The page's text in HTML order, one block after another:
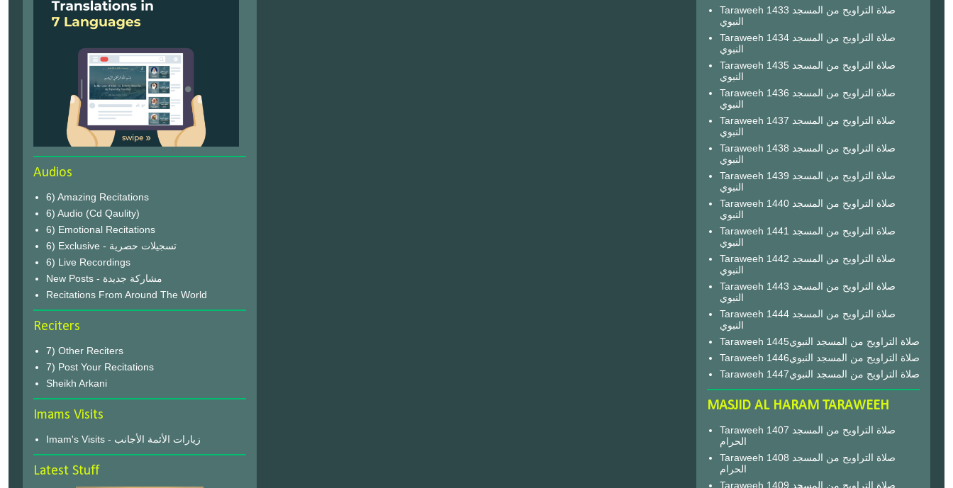
Audios
6) Amazing Recitations
6) Audio (Cd Qaulity)
6) Emotional Recitations
6) Exclusive - تسجيلات حصرية
6) Live Recordings
New Posts - مشاركة جديدة
Recitations From Around The World
Reciters
7) Other Reciters
7) Post Your Recitations
Sheikh Arkani
Imams Visits
Imam's Visits - زيارات الأئمة الأجانب
Latest Stuff
Taraweeh 1433 صلاة التراويح من المسجد
النبوي
Taraweeh 1434 صلاة التراويح من المسجد
النبوي
Taraweeh 1435 صلاة التراويح من المسجد
النبوي
Taraweeh 1436 صلاة التراويح من المسجد
النبوي
Taraweeh 1437 صلاة التراويح من المسجد
النبوي
Taraweeh 1438 صلاة التراويح من المسجد
النبوي
Taraweeh 1439 صلاة التراويح من المسجد
النبوي
Taraweeh 1440 صلاة التراويح من المسجد
النبوي
Taraweeh 1441 صلاة التراويح من المسجد
النبوي
Taraweeh 1442 صلاة التراويح من المسجد
النبوي
Taraweeh 1443 صلاة التراويح من المسجد
النبوي
Taraweeh 1444 صلاة التراويح من المسجد
النبوي
Taraweeh 1445صلاة التراويح من المسجد النبوي
Taraweeh 1446صلاة التراويح من المسجد النبوي
Taraweeh 1447صلاة التراويح من المسجد النبوي
MASJID AL HARAM TARAWEEH
Taraweeh 1407 صلاة التراويح من المسجد
الحرام
Taraweeh 1408 صلاة التراويح من المسجد
الحرام
Taraweeh 1409 صلاة التراويح من المسجد